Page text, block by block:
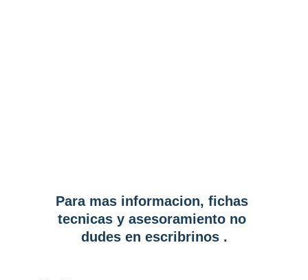
Para mas informacion, fichas
tecnicas y asesoramiento no
dudes en escribrinos .